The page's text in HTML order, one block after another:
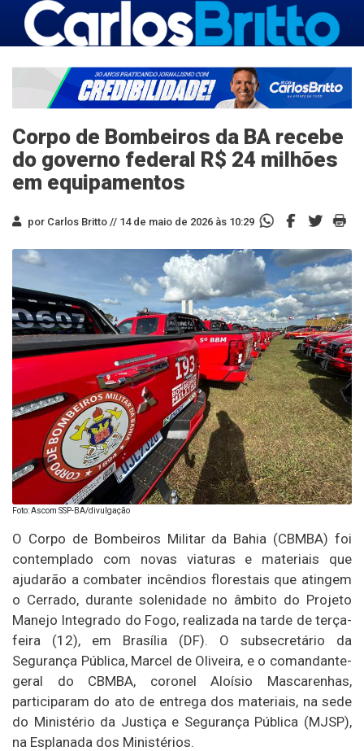
Corpo de Bombeiros da BA recebe
do governo federal R$ 24 milhões
em equipamentos
por Carlos Britto // 14 de maio de 2026 às 10:29
Foto: Ascom SSP-BA/divulgação
O Corpo de Bombeiros Militar da Bahia (CBMBA) foi
contemplado com novas viaturas e materiais que
ajudarão a combater incêndios florestais que atingem
o Cerrado, durante solenidade no âmbito do Projeto
Manejo Integrado do Fogo, realizada na tarde de terça-
feira (12), em Brasília (DF). O subsecretário da
Segurança Pública, Marcel de Oliveira, e o comandante-
geral do CBMBA, coronel Aloísio Mascarenhas,
participaram do ato de entrega dos materiais, na sede
do Ministério da Justiça e Segurança Pública (MJSP),
na Esplanada dos Ministérios.